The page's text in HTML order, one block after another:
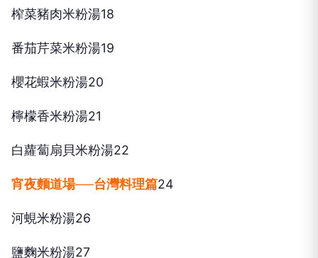
榨菜豬肉米粉湯18
番茄芹菜米粉湯19
櫻花蝦米粉湯20
檸檬香米粉湯21
白蘿蔔扇貝米粉湯22
宵夜麵道場──台灣料理篇24
河蜆米粉湯26
鹽麴米粉湯27